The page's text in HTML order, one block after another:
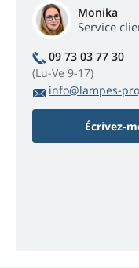
Monika
Service
09 73 03 77 30
(Lu-Ve 9-17)
info@lampes-
Écrivez-